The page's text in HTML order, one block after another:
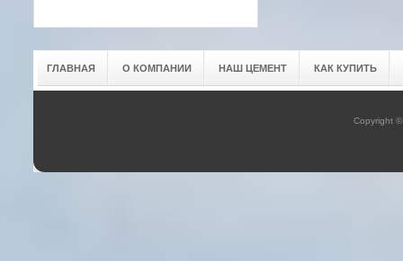
ГЛАВНАЯ О КОМПАНИИ НАШ ЦЕМЕНТ КАК КУПИТЬ
Copyright